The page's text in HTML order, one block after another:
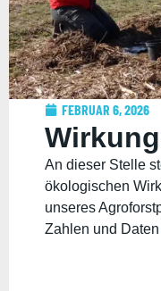
FEBRUAR 6, 2026
An dieser Stelle
ökologischen
unseres
Zahlen und Daten